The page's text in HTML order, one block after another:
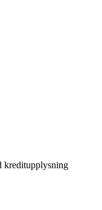
kreditupplysning